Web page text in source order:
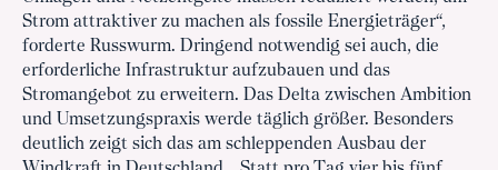
Strom attraktiver zu machen als fossile Energieträger“,
forderte Russwurm. Dringend notwendig sei auch, die
erforderliche Infrastruktur aufzubauen und das
Stromangebot zu erweitern. Das Delta zwischen Ambition
und Umsetzungspraxis werde täglich größer. Besonders
deutlich zeigt sich das am schleppenden Ausbau der